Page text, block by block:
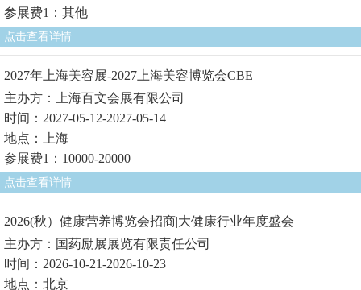
参展费1：其他
点击查看详情
2027年上海美容展-2027上海美容博览会CBE
主办方：上海百文会展有限公司
时间：2027-05-12-2027-05-14
地点：上海
参展费1：10000-20000
点击查看详情
2026(秋）健康营养博览会招商|大健康行业年度盛会
主办方：国药励展展览有限责任公司
时间：2026-10-21-2026-10-23
地点：北京